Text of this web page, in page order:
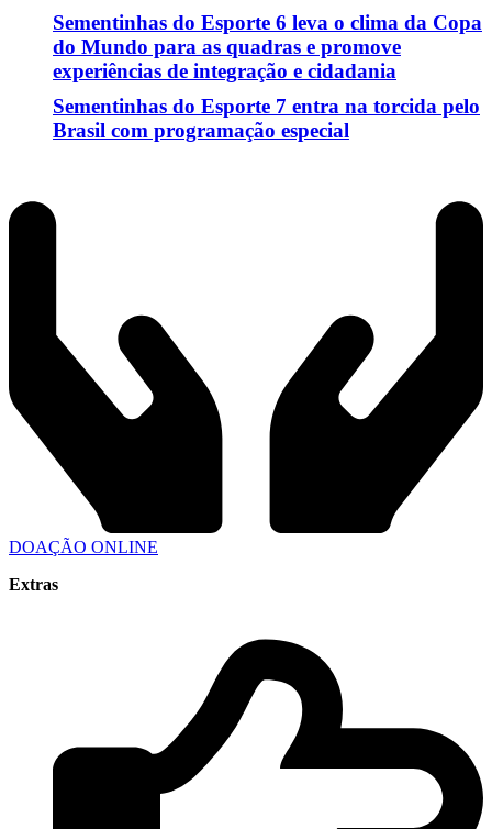
Sementinhas do Esporte 6 leva o clima da Copa
do Mundo para as quadras e promove
experiências de integração e cidadania
Sementinhas do Esporte 7 entra na torcida pelo
Brasil com programação especial
DOAÇÃO ONLINE
Extras